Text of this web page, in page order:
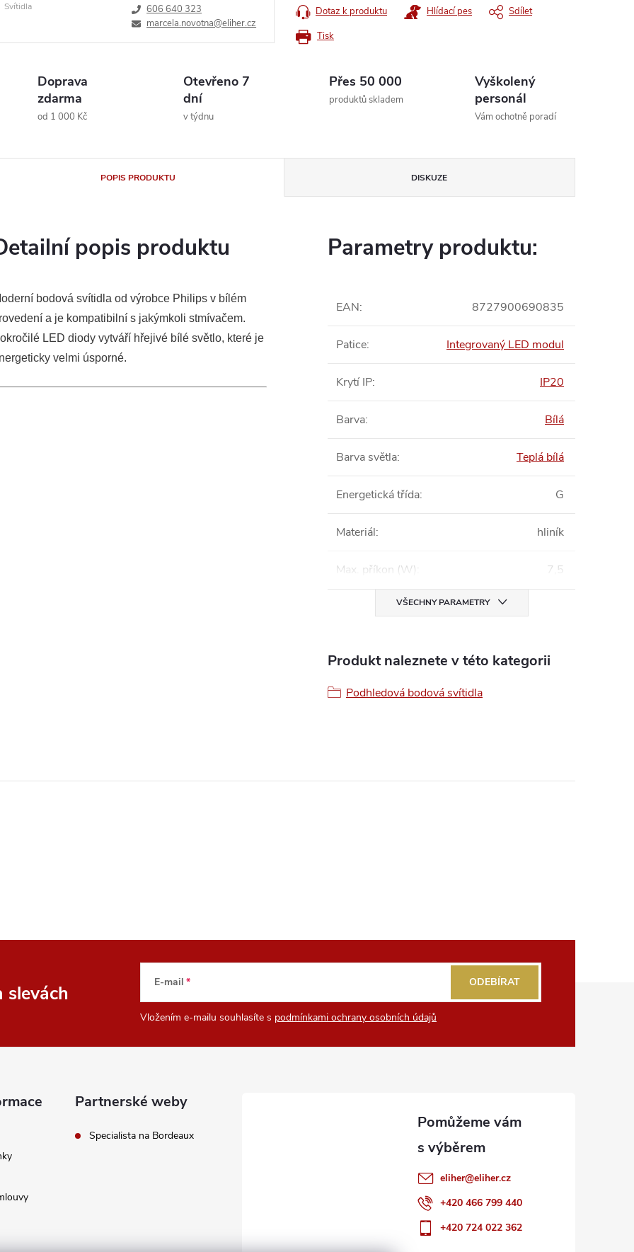
Svítidla
606 640 323
marcela.novotna@eliher.cz
Tisk
Dotaz k produktu Hlídací pes Sdílet
Doprava
zdarma
od 1 000 Kč
Otevřeno 7
dní
v týdnu
Přes 50 000
produktů skladem
Vyškolený
personál
Vám ochotně poradí
POPIS PRODUKTU DISKUZE
popis produktu
bodová svítidla od výrobce Philips v bílém
a je kompatibilní s jakýmkoli stmívačem.
LED diody vytváří hřejivé bílé světlo, které je
velmi úsporné.
Parametry produktu:
EAN: 8727900690835
Patice: Integrovaný LED modul
Krytí IP: IP20
Barva: Bílá
Barva světla: Teplá bílá
Energetická třída: G
Materiál: hliník
Max. příkon (W): 7,5
VŠECHNY PARAMETRY
Produkt naleznete v této kategorii
Podhledová bodová svítidla
slevách E-mail
Vložením e-mailu souhlasíte s podmínkami ochrany osobních údajů
ODEBÍRAT
Partnerské weby
Specialista na Bordeaux
eliher@eliher.cz
+420 466 799 440
+420 724 022 362